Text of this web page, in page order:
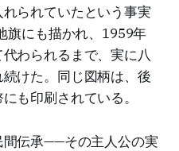
られていたという事実
旗にも描かれ、1959年
わられるまで、実に八
けた。同じ図柄は、後
も印刷されている。
間伝承——その主人公の実